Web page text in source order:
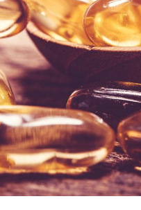
Le Viagra
freiner la
cancer ?
Pourquoi
de protéines
finalement être